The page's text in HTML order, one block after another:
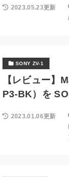
2023.05.23更新
SONY ZV-1
【レビュー】
P3-BK）を
2023.01.06更新